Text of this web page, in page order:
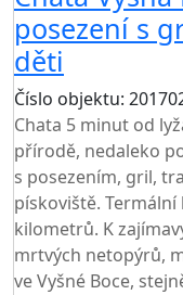
posezení s
děti
Číslo objektu:
Chata 5 minut od
přírodě, nedaleko
s posezením, gril,
pískoviště.
kilometrů. K
mrtvých netopýrů,
ve Vyšné Boce,